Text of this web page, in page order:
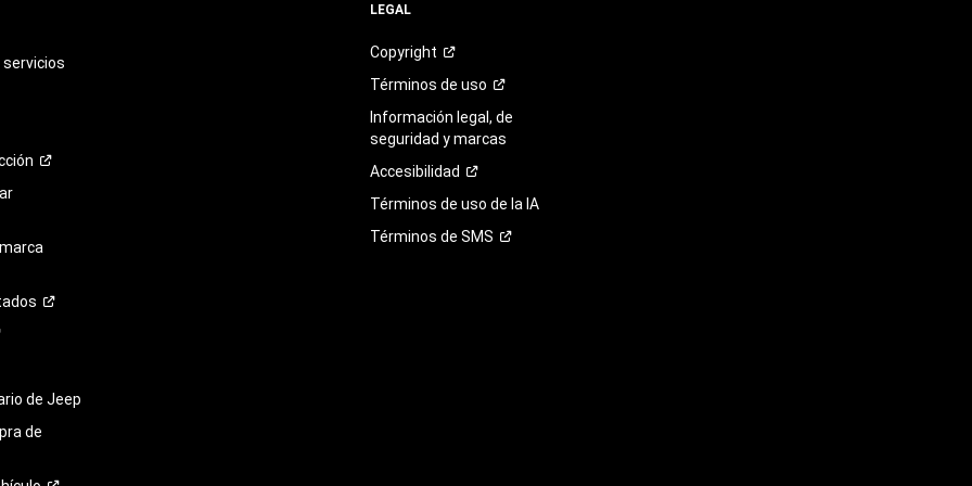
servicios
de Jeep
de
LEGAL
Copyright
Términos deuso
Información legal, de
seguridad y marcas
Accesibilidad
Términos de uso de la IA
Términos deSMS